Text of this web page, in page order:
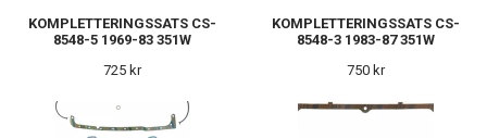
KOMPLETTERINGSSATS CS-
8548-5 1969-83 351W
725 kr
KOMPLETTERINGSSATS CS-
8548-3 1983-87 351W
750 kr